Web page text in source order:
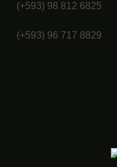
(+593) 98 812 6825
(+593) 96 717 8829